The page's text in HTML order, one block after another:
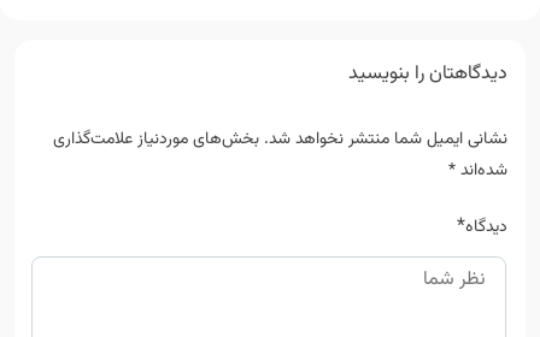
دیدگاهتان را بنویسید
نشانی ایمیل شما منتشر نخواهد شد. بخش‌های موردنیاز علامت‌گذاری
شده‌اند*
دیدگاه*